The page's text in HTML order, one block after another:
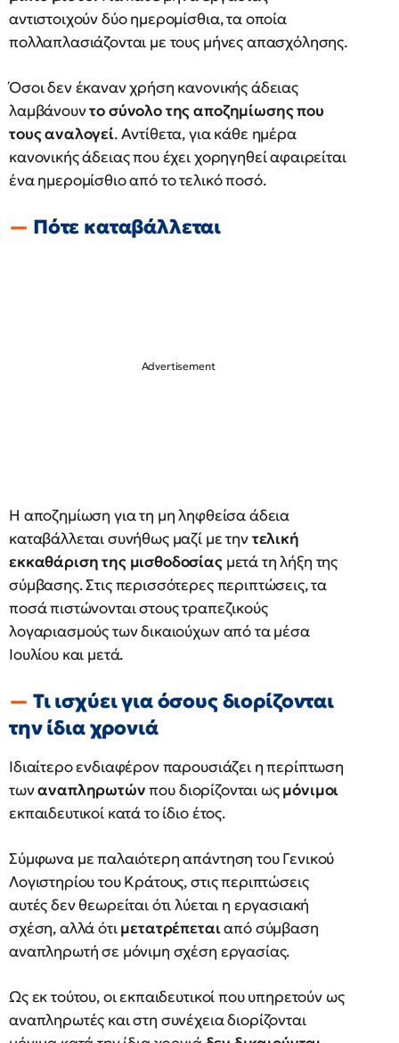
αντιστοιχούν δύο ημερομίσθια, τα οποία
πολλαπλασιάζονται με τους μήνες απασχόλησης.
Όσοι δεν έκαναν χρήση κανονικής άδειας
λαμβάνουντο σύνολο της αποζημίωσης που
τους αναλογεί. Αντίθετα, για κάθε ημέρα
κανονικής άδειας που έχει χορηγηθεί αφαιρείται
ένα ημερομίσθιο από το τελικό ποσό.
Πότε καταβάλλεται
Η αποζημίωση για τη μη ληφθείσα άδεια
καταβάλλεται συνήθως μαζί με τηντελική
εκκαθάριση της μισθοδοσίαςμετά τη λήξη της
σύμβασης. Στις περισσότερες περιπτώσεις, τα
ποσά πιστώνονται στους τραπεζικούς
λογαριασμούς των δικαιούχων από τα μέσα
Ιουλίου και μετά.
Τι ισχύει για όσους διορίζονται
την ίδια χρονιά
Ιδιαίτερο ενδιαφέρον παρουσιάζει η περίπτωση
τωναναπληρωτώνπου διορίζονται ωςμόνιμοι
εκπαιδευτικοί κατά το ίδιο έτος.
Σύμφωνα με παλαιότερη απάντηση του Γενικού
Λογιστηρίου του Κράτους, στις περιπτώσεις
αυτές δεν θεωρείται ότι λύεται η εργασιακή
σχέση, αλλά ότιμετατρέπεταιαπό σύμβαση
αναπληρωτή σε μόνιμη σχέση εργασίας.
Ως εκ τούτου, οι εκπαιδευτικοί που υπηρετούν ως
αναπληρωτές και στη συνέχεια διορίζονται